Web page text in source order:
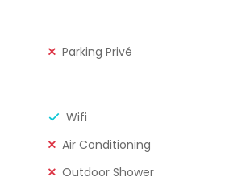
Parking Privé
Wifi
Air Conditioning
Outdoor Shower